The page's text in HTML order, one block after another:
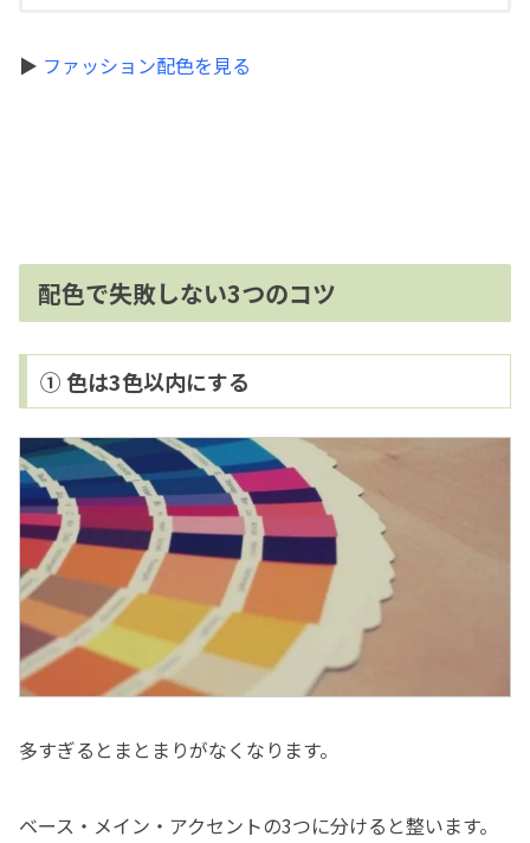
▶ ファッション配色を見る
配色で失敗しない3つのコツ
① 色は3色以内にする
多すぎるとまとまりがなくなります。
ベース・メイン・アクセントの3つに分けると整います。